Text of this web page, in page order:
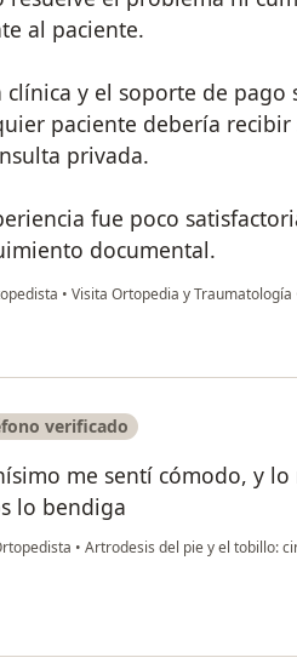
al paciente.
y el soporte de pago
paciente debería
privada.
fue poco
documental.
• Visita Ortopedia y Traumatología
verificado
me sentí cómodo, y lo
lo bendiga
• Artrodesis del pie y el tobillo: